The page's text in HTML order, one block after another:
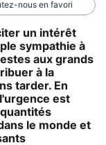
nous en favori
un intérêt
sympathie à
aux grands
à la
tarder. En
est
le monde et